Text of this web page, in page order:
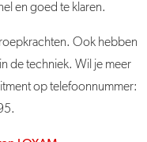
en goed te klaren.
Ook hebben
de techniek. Wil je meer
op telefoonnummer: